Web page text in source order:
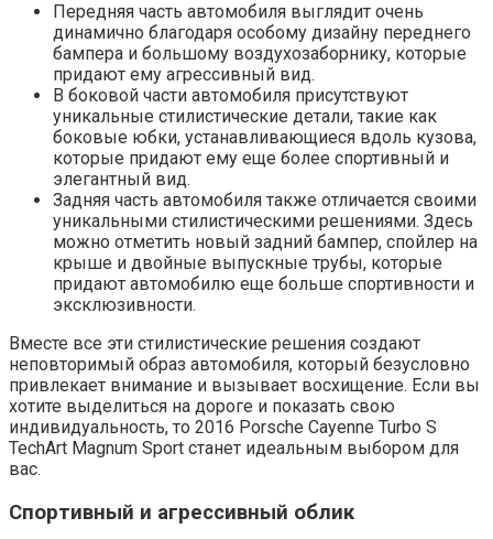
Передняя часть автомобиля выглядит очень
динамично благодаря особому дизайну переднего
бампера и большому воздухозаборнику, которые
придают ему агрессивный вид.
В боковой части автомобиля присутствуют
уникальные стилистические детали, такие как
боковые юбки, устанавливающиеся вдоль кузова,
которые придают ему еще более спортивный и
элегантный вид.
Задняя часть автомобиля также отличается своими
уникальными стилистическими решениями. Здесь
можно отметить новый задний бампер, спойлер на
крыше и двойные выпускные трубы, которые
придают автомобилю еще больше спортивности и
эксклюзивности.
Вместе все эти стилистические решения создают
неповторимый образ автомобиля, который безусловно
привлекает внимание и вызывает восхищение. Если вы
хотите выделиться на дороге и показать свою
индивидуальность, то 2016 Porsche Cayenne Turbo S
TechArt Magnum Sport станет идеальным выбором для
вас.
Спортивный и агрессивный облик